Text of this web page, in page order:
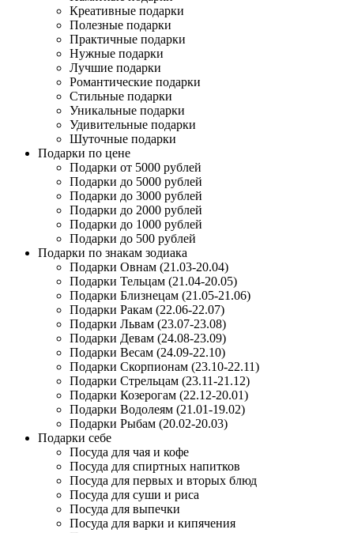
Креативные подарки
Полезные подарки
Практичные подарки
Нужные подарки
Лучшие подарки
Романтические подарки
Стильные подарки
Уникальные подарки
Удивительные подарки
Шуточные подарки
Подарки по цене
Подарки от 5000 рублей
Подарки до 5000 рублей
Подарки до 3000 рублей
Подарки до 2000 рублей
Подарки до 1000 рублей
Подарки до 500 рублей
Подарки по знакам зодиака
Подарки Овнам (21.03-20.04)
Подарки Тельцам (21.04-20.05)
Подарки Близнецам (21.05-21.06)
Подарки Ракам (22.06-22.07)
Подарки Львам (23.07-23.08)
Подарки Девам (24.08-23.09)
Подарки Весам (24.09-22.10)
Подарки Скорпионам (23.10-22.11)
Подарки Стрельцам (23.11-21.12)
Подарки Козерогам (22.12-20.01)
Подарки Водолеям (21.01-19.02)
Подарки Рыбам (20.02-20.03)
Подарки себе
Посуда для чая и кофе
Посуда для спиртных напитков
Посуда для первых и вторых блюд
Посуда для суши и риса
Посуда для выпечки
Посуда для варки и кипячения